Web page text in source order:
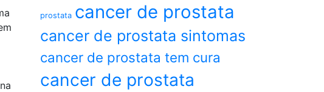
prostata cancer de prostata
cancer de prostata sintomas
cancer de prostata tem cura
cancer de prostata